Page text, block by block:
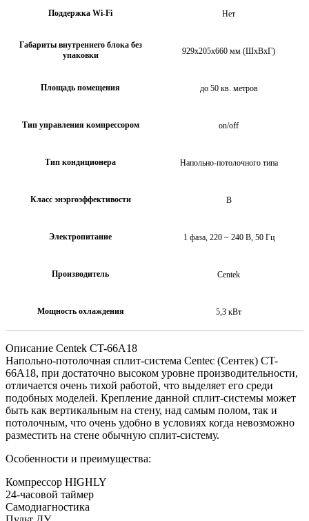
Поддержка Wi-Fi Нет
Габариты внутреннего блока без
упаковки
929х205х660 мм (ШхВхГ)
Площадь помещения до 50 кв. метров
Тип управления компрессором on/off
Тип кондиционера Напольно-потолочного типа
Класс энэргоэффективости B
Электропитание 1 фаза, 220 ~ 240 В, 50 Гц
Производитель Centek
Мощность охлаждения 5,3 кВт
Описание Centek CT-66А18
Напольно-потолочная сплит-система Centec (Сентек) CT-
66A18, при достаточно высоком уровне производительности,
отличается очень тихой работой, что выделяет его среди
подобных моделей. Крепление данной сплит-системы может
быть как вертикальным на стену, над самым полом, так и
потолочным, что очень удобно в условиях когда невозможно
разместить на стене обычную сплит-систему.
Особенности и преимущества:
Компрессор HIGHLY
24-часовой таймер
Самодиагностика